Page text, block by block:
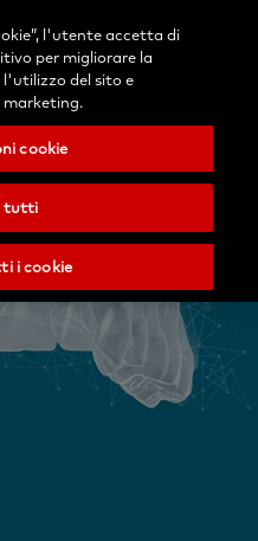
Seleziona
il
paese
Ricerca Menu
l'utente accetta di
per migliorare la
l'utilizzo del sito e
marketing.
cookie
tutti
i cookie